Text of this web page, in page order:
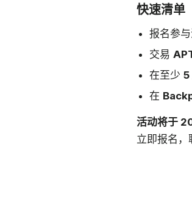
快速清单
报名参
交易
在至少 5
在
活动将于
立即报名，